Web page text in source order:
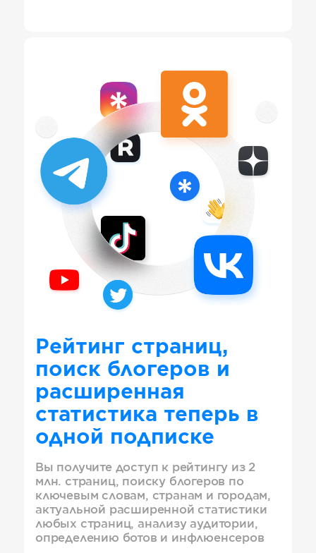
Рейтинг страниц,
поиск блогеров и
расширенная
статистика теперь в
одной подписке
Вы получите доступ к рейтингу из 2
млн. страниц, поиску блогеров по
ключевым словам, странам и городам,
актуальной расширенной статистики
любых страниц, анализу аудитории,
определению ботов и инфлюенсеров